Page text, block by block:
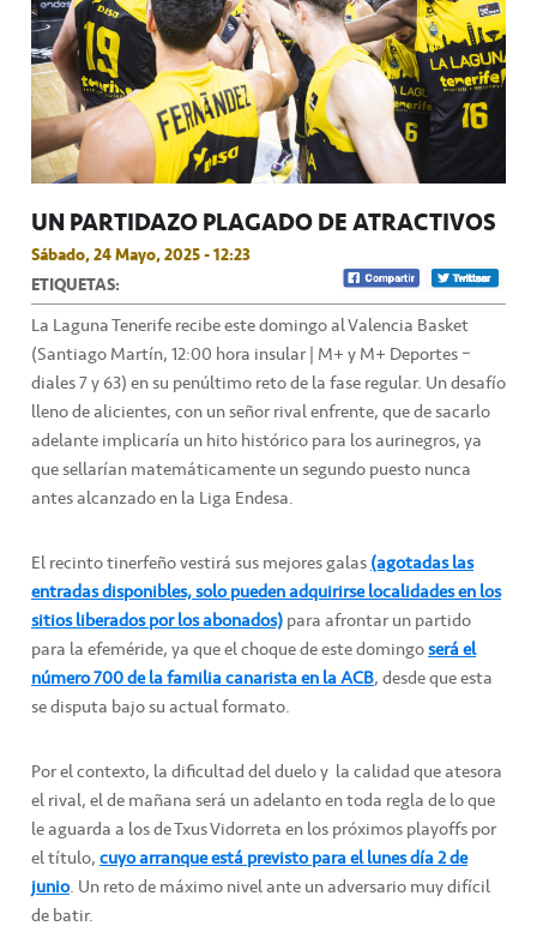
UN PARTIDAZO PLAGADO DE ATRACTIVOS
Sábado, 24 Mayo, 2025 - 12:23
ETIQUETAS:
La Laguna Tenerife recibe este domingo al Valencia Basket
(Santiago Martín, 12:00 hora insular | M+ y M+ Deportes –
diales 7 y 63) en su penúltimo reto de la fase regular. Un desafío
lleno de alicientes, con un señor rival enfrente, que de sacarlo
adelante implicaría un hito histórico para los aurinegros, ya
que sellarían matemáticamente un segundo puesto nunca
antes alcanzado en la Liga Endesa.
El recinto tinerfeño vestirá sus mejores galas(agotadas las
entradas disponibles, solo pueden adquirirse localidades en los
sitios liberados por los abonados)para afrontar un partido
para la efeméride, ya que el choque de este domingoserá el
número 700 de la familia canarista en la ACB, desde que esta
se disputa bajo su actual formato.
Por el contexto, la dificultad del duelo y la calidad que atesora
el rival, el de mañana será un adelanto en toda regla de lo que
le aguarda a los de Txus Vidorreta en los próximos playoffs por
el título,cuyo arranque está previsto para el lunes día 2 de
junio. Un reto de máximo nivel ante un adversario muy difícil
de batir.